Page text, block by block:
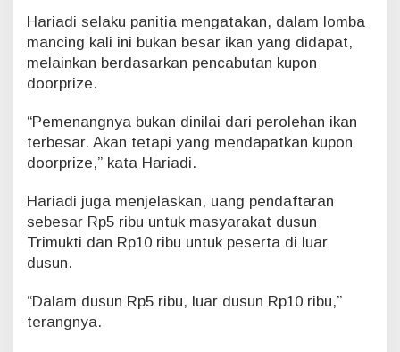
a
c
i
Hariadi selaku panitia mengatakan, dalam lomba
mancing kali ini bukan besar ikan yang didapat,
melainkan berdasarkan pencabutan kupon
doorprize.
“Pemenangnya bukan dinilai dari perolehan ikan
terbesar. Akan tetapi yang mendapatkan kupon
doorprize,” kata Hariadi.
Hariadi juga menjelaskan, uang pendaftaran
sebesar Rp5 ribu untuk masyarakat dusun
Trimukti dan Rp10 ribu untuk peserta di luar
dusun.
“Dalam dusun Rp5 ribu, luar dusun Rp10 ribu,”
terangnya.